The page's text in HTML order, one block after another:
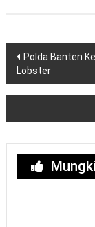
Navigasi
pos
Polda Banten
Lobster